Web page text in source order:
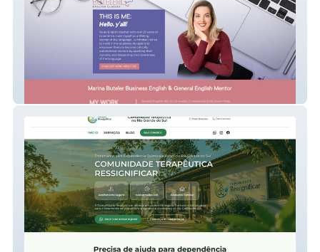
Marina Buteler